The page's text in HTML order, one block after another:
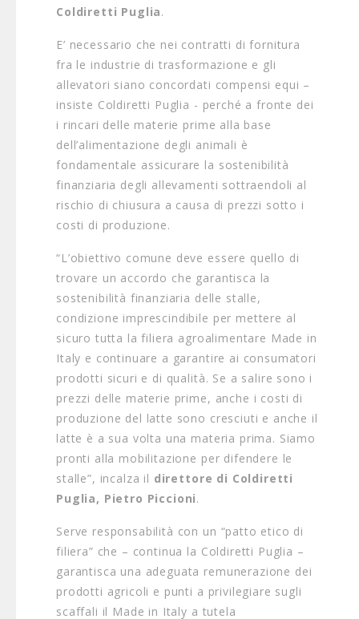
Coldiretti Puglia.
E’ necessario che nei contratti di fornitura
fra le industrie di trasformazione e gli
allevatori siano concordati compensi equi –
insiste Coldiretti Puglia - perché a fronte dei
i rincari delle materie prime alla base
dell’alimentazione degli animali è
fondamentale assicurare la sostenibilità
finanziaria degli allevamenti sottraendoli al
rischio di chiusura a causa di prezzi sotto i
costi di produzione.
“L’obiettivo comune deve essere quello di
trovare un accordo che garantisca la
sostenibilità finanziaria delle stalle,
condizione imprescindibile per mettere al
sicuro tutta la filiera agroalimentare Made in
Italy e continuare a garantire ai consumatori
prodotti sicuri e di qualità. Se a salire sono i
prezzi delle materie prime, anche i costi di
produzione del latte sono cresciuti e anche il
latte è a sua volta una materia prima. Siamo
pronti alla mobilitazione per difendere le
stalle”, incalza il direttore di Coldiretti
Puglia, Pietro Piccioni.
Serve responsabilità con un “patto etico di
filiera” che – continua la Coldiretti Puglia –
garantisca una adeguata remunerazione dei
prodotti agricoli e punti a privilegiare sugli
scaffali il Made in Italy a tutela